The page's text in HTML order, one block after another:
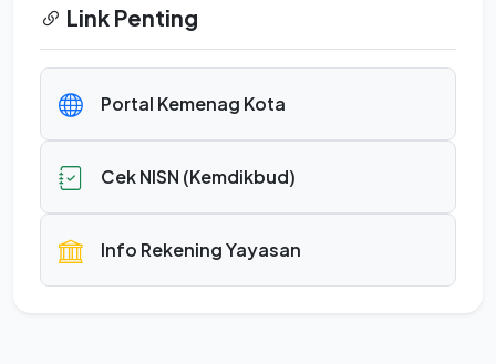
Link Penting
Portal Kemenag Kota
Cek NISN (Kemdikbud)
Info Rekening Yayasan